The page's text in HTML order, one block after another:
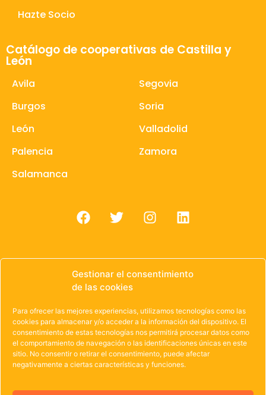
Gestionar el consentimiento
de las cookies
Para ofrecer las mejores experiencias, utilizamos tecnologías como las
cookies para almacenar y/o acceder a la información del dispositivo. El
consentimiento de estas tecnologías nos permitirá procesar datos como
el comportamiento de navegación o las identificaciones únicas en este
sitio. No consentir o retirar el consentimiento, puede afectar
negativamente a ciertas características y funciones.
Hazte Socio
Catálogo de cooperativas de Castilla y
León
Avila
Burgos
León
Palencia
Salamanca
Segovia
Soria
Valladolid
Zamora
© 1985 – 2021 | OWEN Unión de Cooperativas de
Trabajo de Castilla y León
Aviso Legal·Política de Privacidad·Política de
Cookies